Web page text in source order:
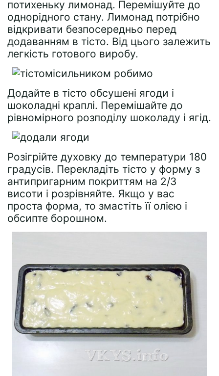
потихеньку лимонад. Перемішуйте до
однорідного стану. Лимонад потрібно
відкривати безпосередньо перед
додаванням в тісто. Від цього залежить
легкість готового виробу.
Додайте в тісто обсушені ягоди і
шоколадні краплі. Перемішайте до
рівномірного розподілу шоколаду і ягід.
Розігрійте духовку до температури 180
градусів. Перекладіть тісто у форму з
антипригарним покриттям на 2/3
висоти і розрівняйте. Якщо у вас
проста форма, то змастіть її олією і
обсипте борошном.